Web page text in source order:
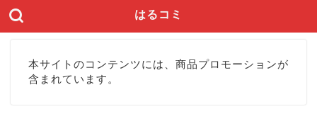
はるコミ
本サイトのコンテンツには、商品プロモーションが
含まれています。